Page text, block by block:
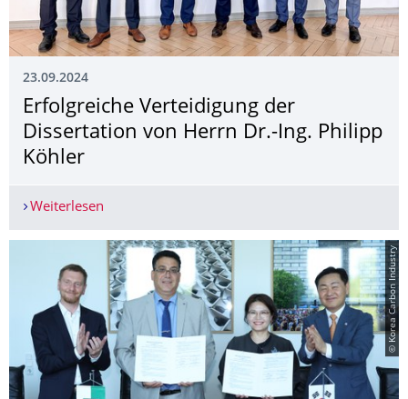
23.09.2024
Erfolgreiche Verteidigung der
Dissertation von Herrn Dr.-Ing. Philipp
Köhler
Weiterlesen
© Korea Carbon Industry